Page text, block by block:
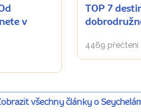
v
TOP 7
4469 přečtení
všechny články o